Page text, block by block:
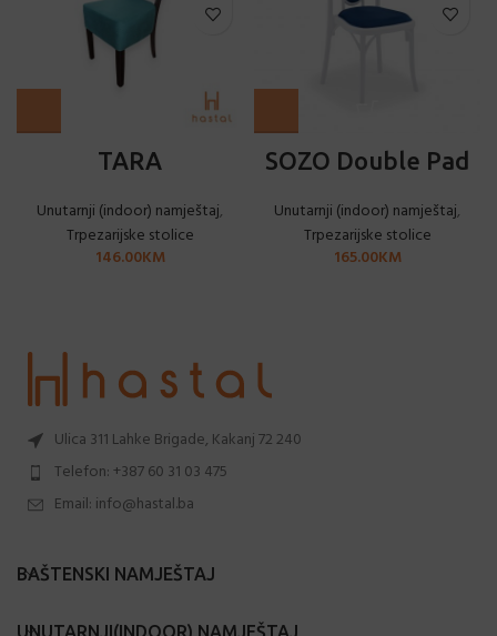
TARA
Unutarnji (indoor) namještaj,
Trpezarijske stolice
146.00KM
SOZO Double Pad
Unutarnji (indoor) namještaj,
Trpezarijske stolice
165.00KM
Ulica 311 Lahke Brigade, Kakanj 72 240
Telefon: +387 60 31 03 475
Email: info@hastal.ba
BAŠTENSKI NAMJEŠTAJ
UNUTARNJI(INDOOR) NAMJEŠTAJ